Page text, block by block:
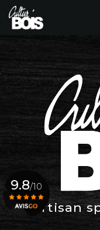
Aller
au
contenu
Artisan
9.8/10